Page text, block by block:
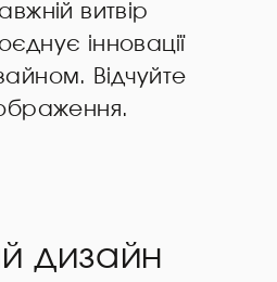
витвір
інновації
Відчуйте
дизайн